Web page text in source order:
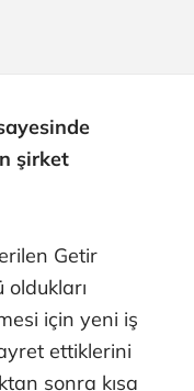
şirket
Getir
oldukları
için yeni iş
ettiklerini
sonra kısa